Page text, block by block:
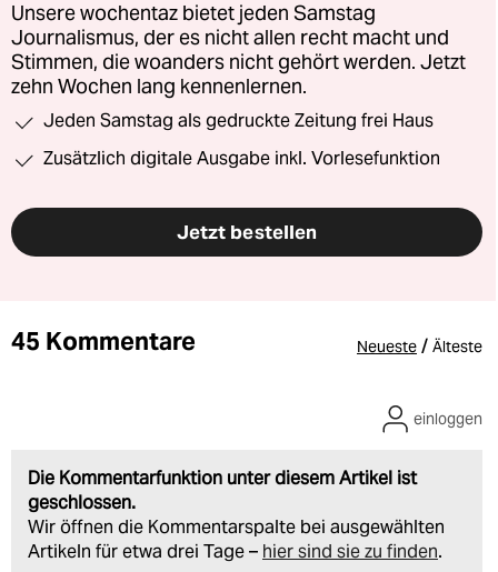
Unsere wochentaz bietet jeden Samstag
Journalismus, der es nicht allen recht macht und
Stimmen, die woanders nicht gehört werden. Jetzt
zehn Wochen lang kennenlernen.
Jeden Samstag als gedruckte Zeitung frei Haus
Zusätzlich digitale Ausgabe inkl. Vorlesefunktion
Jetzt bestellen
45 Kommentare Neueste / Älteste
Die Kommentarfunktion unter diesem Artikel ist
geschlossen.
Wir öffnen die Kommentarspalte bei ausgewählten
Artikeln für etwa drei Tage – hier sind sie zu finden.
einloggen